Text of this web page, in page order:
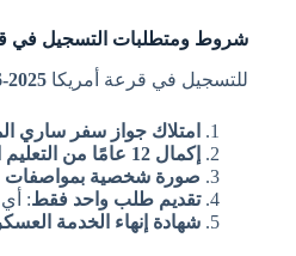
شروط ومتطلبات التسجيل في
للتسجيل في قرعة أمريكا 2025-2026-2027
امتلاك جواز سفر ساري
إكمال 12 عامًا من التعليم الأساسي
صورة شخصية بمواصفات
تقديم طلب واحد فقط:
شهادة إنهاء الخدمة